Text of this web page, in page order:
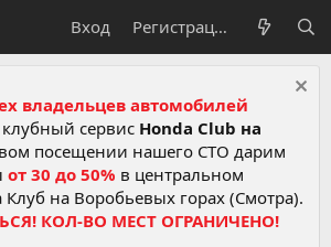
Вход Регистрация
владельцев автомобилей
сервис Honda Club на
посещении нашего СТО дарим
от 30 до 50% в центральном
на Воробьевых горах (Смотра).
КОЛ-ВО МЕСТ ОГРАНИЧЕНО!